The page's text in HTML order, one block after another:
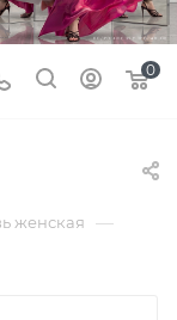
0
женская —